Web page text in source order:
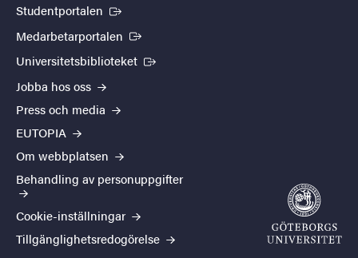
Studentportalen (Extern länk)
Medarbetarportalen (Extern länk)
Universitetsbiblioteket (Extern länk)
Jobba hos oss
Press och media
EUTOPIA
Om webbplatsen
Behandling av personuppgifter
Cookie-inställningar
Tillgänglighetsredogörelse